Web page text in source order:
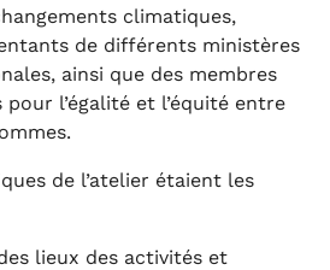
climatiques,
de différents ministères
ainsi que des membres
l’égalité et l’équité entre
de l’atelier étaient les
lieux des activités et